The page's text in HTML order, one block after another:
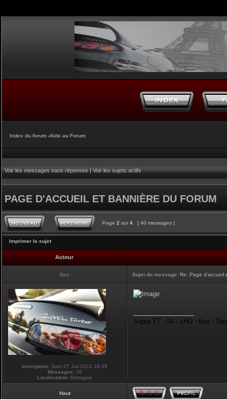
Index du forum ‹Aide au Forum
Voir les messages sans réponses|Voir les sujets actifs
PAGE D'ACCUEIL ET BANNIÈRE DU FORUM
Page 2 sur 4 [ 40 messages ]
Imprimer le sujet
Auteur
Ben Sujet du message: Re: Page d'accueil
Inscription: Sam 27 Juil 2013 16:39
Messages: 28
Localisation: Bretagne
Supra TT - 94 - LHD - 6sp -
Haut